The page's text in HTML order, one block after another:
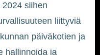
siihen
liittyviä
päiväkotien ja
hallinnoida ja